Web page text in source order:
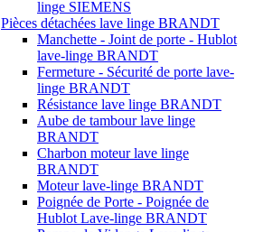
linge SIEMENS
Pièces détachées lave linge BRANDT
Manchette - Joint de porte - Hublot
lave-linge BRANDT
Fermeture - Sécurité de porte lave-
linge BRANDT
Résistance lave linge BRANDT
Aube de tambour lave linge
BRANDT
Charbon moteur lave linge
BRANDT
Moteur lave-linge BRANDT
Poignée de Porte - Poignée de
Hublot Lave-linge BRANDT